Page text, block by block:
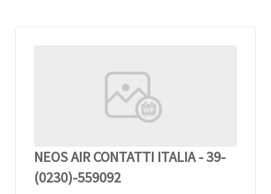
NEOS AIR CONTATTI ITALIA - 39-
(0230)-559092